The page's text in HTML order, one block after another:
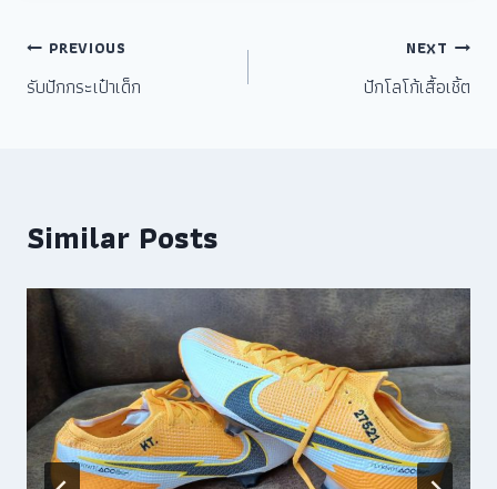
PREVIOUS
รับปักกระเป๋าเด็ก
NEXT
ปักโลโก้เสื้อเชิ้ต
Similar Posts